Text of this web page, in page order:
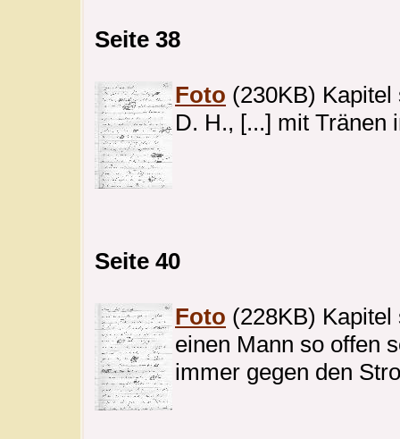
Seite 38
Foto (230KB) Kapitel
D. H., [...] mit Tränen
Seite 40
Foto (228KB) Kapitel
einen Mann so offen
immer gegen den